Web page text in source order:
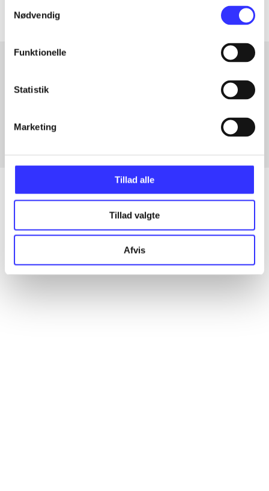
Nødvendig
Funktionelle
Statistik
Marketing
Tillad alle
Tillad valgte
Afvis
Artikler med samme emner
Artikler
...